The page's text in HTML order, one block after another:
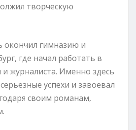
творческую
окончил гимназию и
где начал работать в
и журналиста. Именно здесь
успехи и завоевал
своим романам,